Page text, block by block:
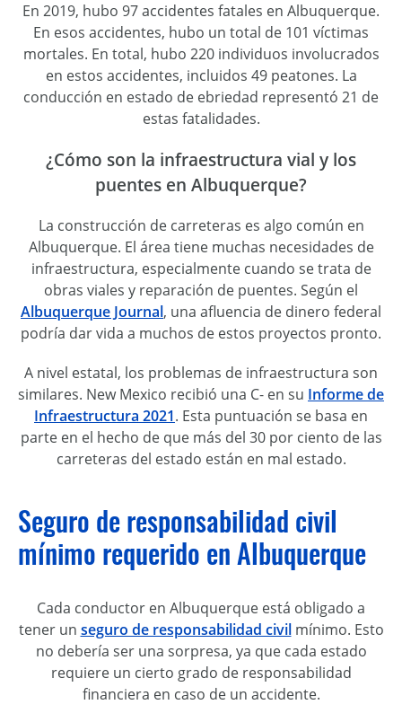
En 2019, hubo 97 accidentes fatales en Albuquerque.
En esos accidentes, hubo un total de 101 víctimas
mortales. En total, hubo 220 individuos involucrados
en estos accidentes, incluidos 49 peatones. La
conducción en estado de ebriedad representó 21 de
estas fatalidades.
¿Cómo son la infraestructura vial y los
puentes en Albuquerque?
La construcción de carreteras es algo común en
Albuquerque. El área tiene muchas necesidades de
infraestructura, especialmente cuando se trata de
obras viales y reparación de puentes. Según el
Albuquerque Journal, una afluencia de dinero federal
podría dar vida a muchos de estos proyectos pronto.
A nivel estatal, los problemas de infraestructura son
similares. New Mexico recibió una C- en su Informe de
Infraestructura 2021. Esta puntuación se basa en
parte en el hecho de que más del 30 por ciento de las
carreteras del estado están en mal estado.
Seguro de responsabilidad civil
mínimo requerido en Albuquerque
Cada conductor en Albuquerque está obligado a
tener un seguro de responsabilidad civilmínimo. Esto
no debería ser una sorpresa, ya que cada estado
requiere un cierto grado de responsabilidad
financiera en caso de un accidente.